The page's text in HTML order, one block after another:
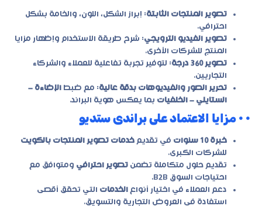
تصوير المنتجات الثابتة: إبراز الشكل، اللون، والخامة بشكل
احترافي.
تصوير الفيديو الترويجي: شرح طريقة الاستخدام وإظهار مزايا
المنتج للشركات الأخرى.
تصوير 360 درجة
: لتوفير تجربة تفاعلية للعملاء والشركاء
التجاريين.
تحرير الصور والفيديوهات بدقة عالية: مع ضبط الإضاءة –
الستايلي – الخلفيات بما يعكس هوية البراند.
• • مزايا الاعتماد على براندى ستديو
خبرة 10 سنوات في تقديم خدمات تصوير المنتجات بالكويت
للشركات الكبرى.
تقديم حلول متكاملة تضمن تصوير احترافي ومتوافق مع
احتياجات السوق B2B.
دعم العملاء في اختيار أنواع الخدمات التي تحقق أقصى
استفادة في العروض التجارية والتسويق.